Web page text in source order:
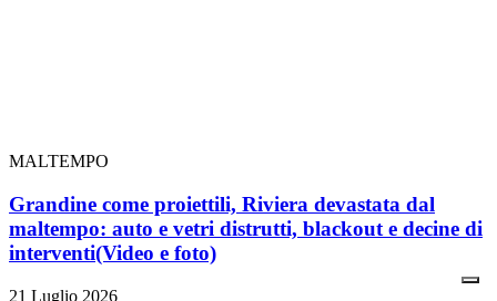
MALTEMPO
Grandine come proiettili, Riviera devastata dal
maltempo: auto e vetri distrutti, blackout e decine di
interventi(Video e foto)
21 Luglio 2026